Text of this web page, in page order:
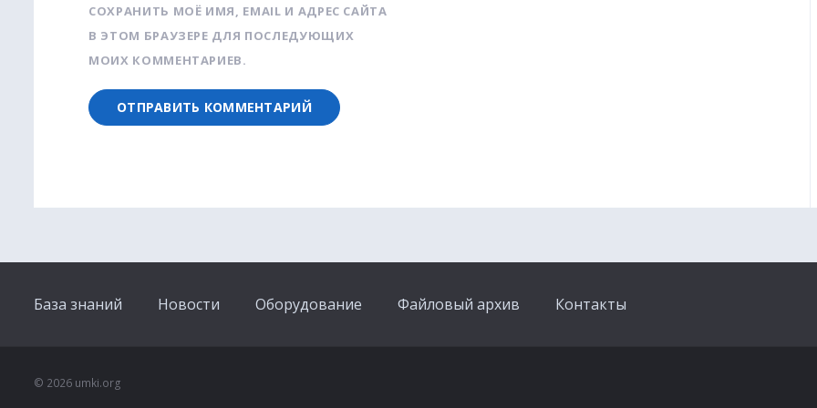
СОХРАНИТЬ МОЁ ИМЯ, EMAIL И АДРЕС САЙТА
В ЭТОМ БРАУЗЕРЕ ДЛЯ ПОСЛЕДУЮЩИХ
МОИХ КОММЕНТАРИЕВ.
База знаний Новости Оборудование Файловый архив Контакты
© 2026 umki.org